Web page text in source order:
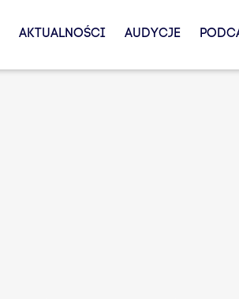
AKTUALNOŚCI AUDYCJE